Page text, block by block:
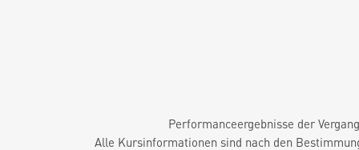
Performanceergebnisse der
Alle Kursinformationen sind nach den